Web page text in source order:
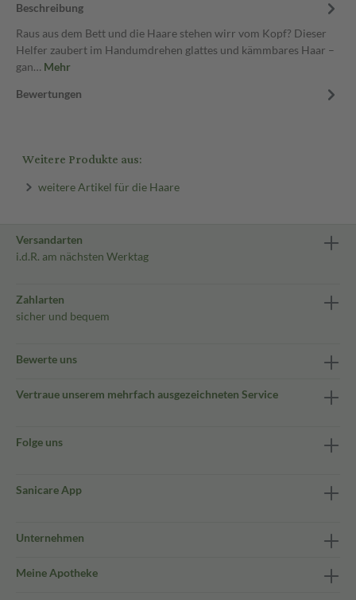
Beschreibung
Raus aus dem Bett und die Haare stehen wirr vom Kopf? Dieser
Helfer zaubert im Handumdrehen glattes und kämmbares Haar –
gan… Mehr
Bewertungen
Weitere Produkte aus:
weitere Artikel für die Haare
Versandarten
i.d.R. am nächsten Werktag
Zahlarten
sicher und bequem
Bewerte uns
Vertraue unserem mehrfach ausgezeichneten Service
Folge uns
Sanicare App
Unternehmen
Meine Apotheke